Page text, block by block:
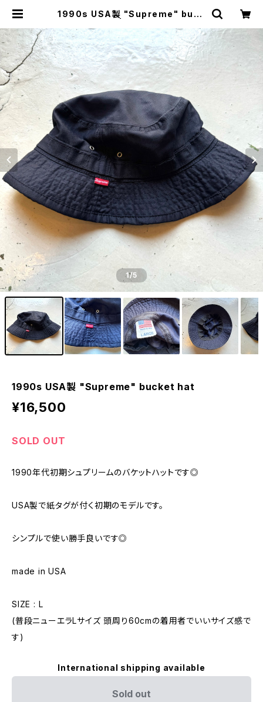
1990s USA製 "Supreme" buck
1/5
1990s USA製 "Supreme" bucket hat
¥16,500
SOLD OUT
1990年代初期シュプリームのバケットハットです◎
USA製で紙タグが付く初期のモデルです。
シンプルで使い勝手良いです◎
made in USA
SIZE : L
(普段ニューエラLサイズ 頭周り60cmの着用者でいいサイズ感で
す)
International shipping available
Sold out